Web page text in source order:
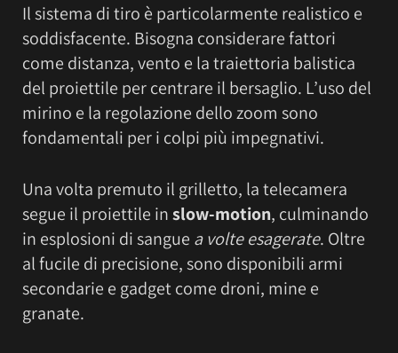
Il sistema di tiro è particolarmente realistico e
soddisfacente. Bisogna considerare fattori
come distanza, vento e la traiettoria balistica
del proiettile per centrare il bersaglio. L’uso del
mirino e la regolazione dello zoom sono
fondamentali per i colpi più impegnativi.
Una volta premuto il grilletto, la telecamera
segue il proiettile inslow-motion, culminando
in esplosioni di sangue a volte esagerate. Oltre
al fucile di precisione, sono disponibili armi
secondarie e gadget come droni, mine e
granate.